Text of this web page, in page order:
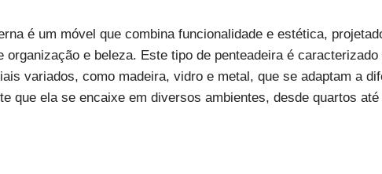
é um móvel que combina funcionalidade e estética,
organização e beleza. Este tipo de penteadeira é
variados, como madeira, vidro e metal, que se adaptam a
que ela se encaixe em diversos ambientes, desde quartos